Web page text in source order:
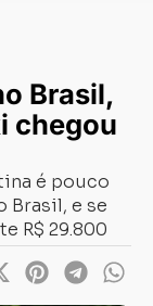
Brasil,
chegou
é pouco
Brasil, e se
R$ 29.800